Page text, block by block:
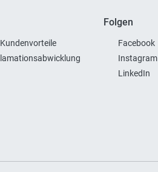
Folgen
Facebook
Instagram
LinkedIn